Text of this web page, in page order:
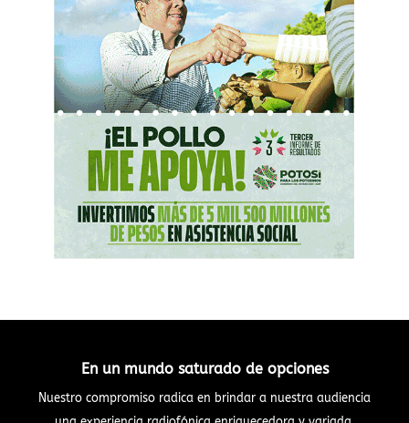
En un mundo saturado de opciones
Nuestro compromiso radica en brindar a nuestra audiencia